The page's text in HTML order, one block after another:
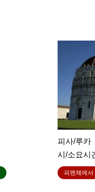
피사/루카
시/소요시
피렌체에서